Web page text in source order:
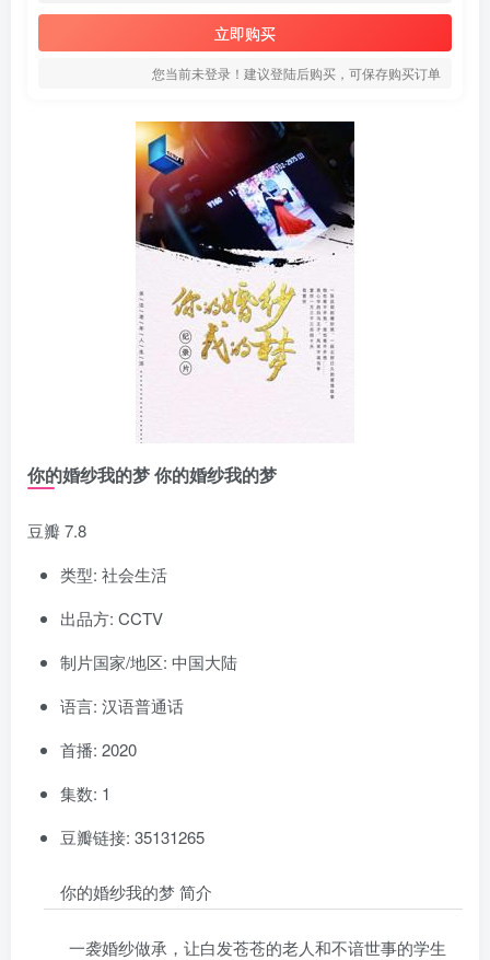
立即购买
您当前未登录！建议登陆后购买，可保存购买订单
你的婚纱我的梦 你的婚纱我的梦
豆瓣 7.8
类型: 社会生活
出品方: CCTV
制片国家/地区: 中国大陆
语言: 汉语普通话
首播: 2020
集数: 1
豆瓣链接: 35131265
你的婚纱我的梦 简介
一袭婚纱做承，让白发苍苍的老人和不谙世事的学生